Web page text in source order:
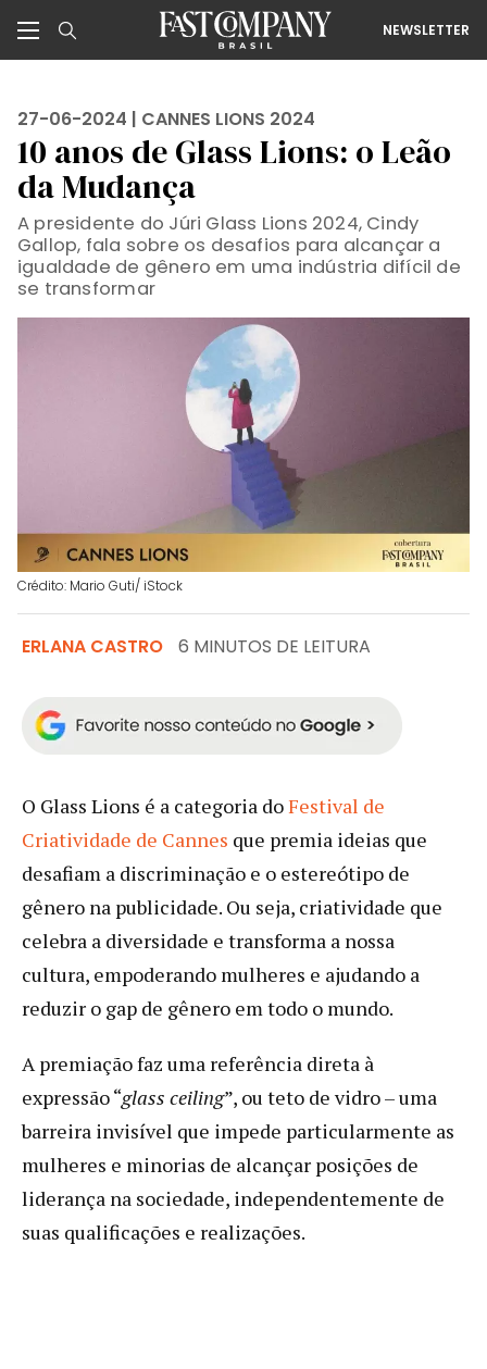
NEWSLETTER
27-06-2024 | CANNES LIONS 2024
10 anos de Glass Lions: o Leão
da Mudança
A presidente do Júri Glass Lions 2024, Cindy
Gallop, fala sobre os desafios para alcançar a
igualdade de gênero em uma indústria difícil de
se transformar
Crédito: Mario Guti/ iStock
ERLANA CASTRO 6 MINUTOS DE LEITURA
O Glass Lions é a categoria doFestival de
Criatividade de Cannes que premia ideias que
desafiam a discriminação e o estereótipo de
gênero na publicidade. Ou seja, criatividade que
celebra a diversidade e transforma a nossa
cultura, empoderando mulheres e ajudando a
reduzir o gap de gênero em todo o mundo.
A premiação faz uma referência direta à
expressão “glass ceiling”, ou teto de vidro – uma
barreira invisível que impede particularmente as
mulheres e minorias de alcançar posições de
liderança na sociedade, independentemente de
suas qualificações e realizações.